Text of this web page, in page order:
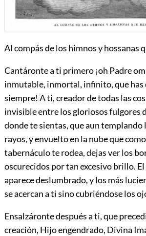
Al compás de los himnos y hossanas
Cantáronte a ti primero ¡oh Padre
inmutable, inmortal, infinito, que has
siempre! A ti, creador de todas las
invisible entre los gloriosos fulgores
donde te sientas, que aun templando
rayos, y envuelto en la nube que
tabernáculo te rodea, dejas ver los
oscurecidos por tan excesivo brillo.
aparece deslumbrado, y los más
se acercan a ti sino cubriéndose los
Ensalzáronte después a ti, que
creación, Hijo engendrado, Divina